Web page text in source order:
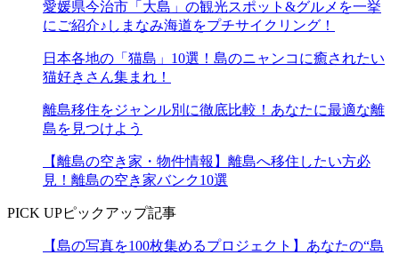
愛媛県今治市「大島」の観光スポット&グルメを一挙
にご紹介♪しまなみ海道をプチサイクリング！
日本各地の「猫島」10選！島のニャンコに癒されたい
猫好きさん集まれ！
離島移住をジャンル別に徹底比較！あなたに最適な離
島を見つけよう
【離島の空き家・物件情報】離島へ移住したい方必
見！離島の空き家バンク10選
PICK UPピックアップ記事
【島の写真を100枚集めるプロジェクト】あなたの“島